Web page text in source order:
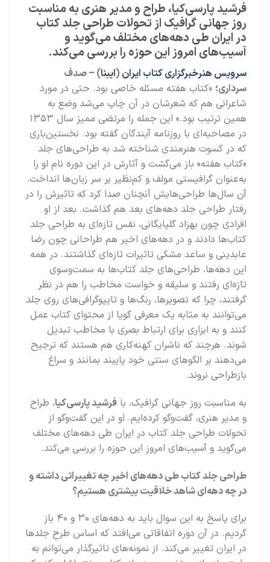
فرشید پارسی‌کیا، طراح و مدیر هنری به مناسبت
روز جهانی گرافیک از تحولات طراحی جلد کتاب
در ایران طی دهه‌های مختلف می‌گوید و
آسیب‌های امروز این حوزه را بررسی می‌کند.
سرویس هنرخبرگزاری کتاب ایران (ایبنا) – صدف
سرداری؛ «کتاب هفته مسئله خاصی بود. حتی در مورد
شاعرانی هم که شعرشان در آن چاپ می‌شد وضع به
همین ترتیب بود.» این جمله را مرتضی ممیز سال ۱۳۵۳
در مصاحبه‌ای با روزنامه آیندگان گفته بود. نخستین‌باری
که در کسوت هنرمندی شناخته شد به طراحی‌های جلد
«کتاب هفته» باز می‌گشت و آثارش در این دوره نام او را
به‌عنوان گرافیستی مولف و کم‌نظیر بر سر زبان‌ها انداخت.
آن سال‌ها طراحی‌هایش آنچنان صدا کرد که تاثیرش را در
رفتار طراحی جلد دهه‌های بعد هم گذاشت. بعد از او
افرادی چون بهزاد گلپایگانی، نفس تازه‌ای به طراحی جلد
کتاب‌ها دادند و در دهه‌های اخیر هم طراحانی چون رضا
عابدینی و ساعد مشکی تاثیرات تازه‌ای گذاشتند. در همه
این دهه‌ها، طراحی‌های جلد کتاب‌ها به سمت‌وسوی
تازه‌ای رفتند و سلیقه و خواست مخاطب را هم در نظر
گرفتند، چرا که تصویرها، رنگ‌ها و تایپوگرافی‌های روی جلد
می‌توانند به مثابه یک معرفی گویا از محتوای کتاب عمل
کنند و به ابزاری برای ارتباط بصری با مخاطب تبدیل
شوند. هرچند که ناشران کهنه‌کاری هم هستند که ترجیح
می‌دهند بر الگوهای سنتی خود پایبند بمانند و سراغ
بازطراحی نروند.
به مناسبت روز جهانی گرافیک، با فرشید پارسی‌کیا، طراح
و مدیر هنری، گفت‌وگو کرده‌ایم. او در این گفت‌وگو از
تحولات طراحی جلد کتاب در ایران طی دهه‌های مختلف
می‌گوید و آسیب‌های امروز این حوزه را بررسی می‌کند.
طراحی جلد کتاب طی دهه‌های اخیر چه تغییراتی داشته و
در چه دهه‌ای شاهد خلاقیت بیشتری هستیم؟
برای پاسخ به این سوال باید به دهه‌های ۳۰ و ۴۰ باز
گردیم. در آن دوره اتفاقاتی می‌افتد که اساس طرح جلدها
در ایران تغییر می‌کند. از نمونه‌های تاثیرگذار می‌توانم به